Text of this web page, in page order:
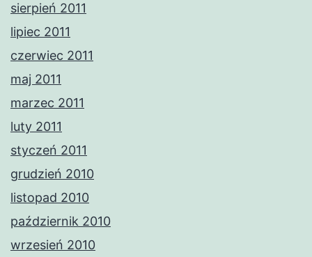
sierpień 2011
lipiec 2011
czerwiec 2011
maj 2011
marzec 2011
luty 2011
styczeń 2011
grudzień 2010
listopad 2010
październik 2010
wrzesień 2010